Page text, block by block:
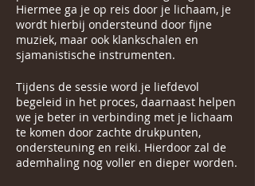
Hiermee ga je op reis door je lichaam, je
wordt hierbij ondersteund door fijne
muziek, maar ook klankschalen en
sjamanistische instrumenten.
Tijdens de sessie word je liefdevol
begeleid in het proces, daarnaast helpen
we je beter in verbinding met je lichaam
te komen door zachte drukpunten,
ondersteuning en reiki. Hierdoor zal de
ademhaling nog voller en dieper worden.